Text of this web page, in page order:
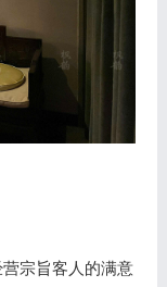
宗旨客人的满意